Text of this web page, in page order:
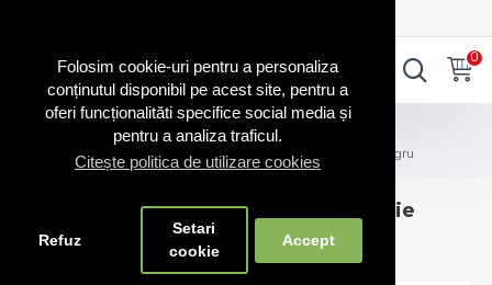
Folosim cookie-uri pentru a personaliza
conținutul disponibil pe acest site, pentru a
oferi funcționalităti specifice social media și
pentru a analiza traficul.
Citește politica de utilizare cookies
Refuz
Setari
cookie
Accept
0
Scaune gaming
Scaun de gaming si birou construcție robusta, Vertex negru
Scaun de gaming si birou construcție
robusta, Vertex negru